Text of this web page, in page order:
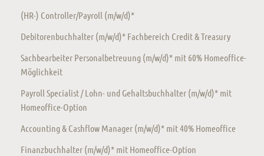
(HR-) Controller/Payroll (m/w/d)*
Debitorenbuchhalter (m/w/d)* Fachbereich Credit & Treasury
Sachbearbeiter Personalbetreuung (m/w/d)* mit 60% Homeoffice-
Möglichkeit
Payroll Specialist / Lohn- und Gehaltsbuchhalter (m/w/d)* mit
Homeoffice-Option
Accounting & Cashflow Manager (m/w/d)* mit 40% Homeoffice
Finanzbuchhalter (m/w/d)* mit Homeoffice-Option